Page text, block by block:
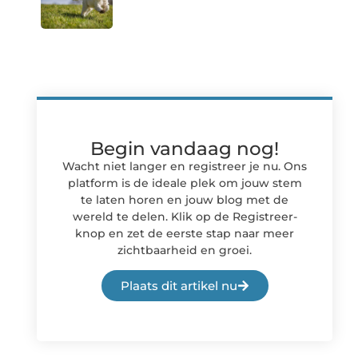
Begin vandaag nog!
Wacht niet langer en registreer je nu. Ons
platform is de ideale plek om jouw stem
te laten horen en jouw blog met de
wereld te delen. Klik op de Registreer-
knop en zet de eerste stap naar meer
zichtbaarheid en groei.
Plaats dit artikel nu